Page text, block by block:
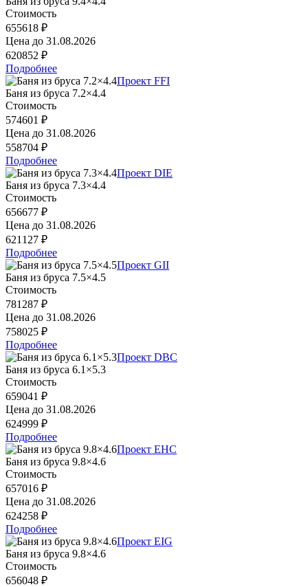
Стоимость
655618 ₽
Цена до 31.08.2026
620852 ₽
Подробнее
Проект FFI
Баня из бруса 7.2×4.4
Стоимость
574601 ₽
Цена до 31.08.2026
558704 ₽
Подробнее
Проект DIE
Баня из бруса 7.3×4.4
Стоимость
656677 ₽
Цена до 31.08.2026
621127 ₽
Подробнее
Проект GII
Баня из бруса 7.5×4.5
Стоимость
781287 ₽
Цена до 31.08.2026
758025 ₽
Подробнее
Проект DBC
Баня из бруса 6.1×5.3
Стоимость
659041 ₽
Цена до 31.08.2026
624999 ₽
Подробнее
Проект EHC
Баня из бруса 9.8×4.6
Стоимость
657016 ₽
Цена до 31.08.2026
624258 ₽
Подробнее
Проект EIG
Баня из бруса 9.8×4.6
Стоимость
656048 ₽